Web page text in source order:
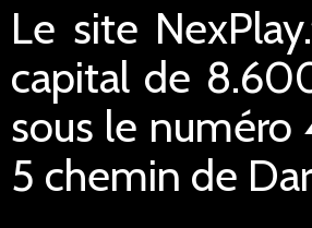
Le site
capital de
sous le
5 chemin de